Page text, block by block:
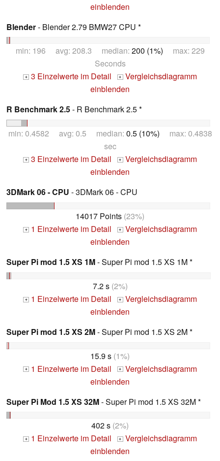
einblenden
Blender- Blender 2.79 BMW27 CPU *
min: 196 avg: 208.3 median: 200 (1%) max: 229
Seconds
+ 3 Einzelwerte im Detail + Vergleichsdiagramm
einblenden
R Benchmark 2.5- R Benchmark 2.5 *
min: 0.4582 avg: 0.5 median: 0.5 (10%) max: 0.4838
sec
+ 3 Einzelwerte im Detail + Vergleichsdiagramm
einblenden
3DMark 06 - CPU - 3DMark 06 - CPU
14017 Points (23%)
+ 1 Einzelwerte im Detail + Vergleichsdiagramm
einblenden
Super Pi mod 1.5 XS 1M- Super Pi mod 1.5 XS 1M *
7.2 s(2%)
+ 1 Einzelwerte im Detail + Vergleichsdiagramm
einblenden
Super Pi mod 1.5 XS 2M- Super Pi mod 1.5 XS 2M *
15.9 s (1%)
+ 1 Einzelwerte im Detail + Vergleichsdiagramm
einblenden
Super Pi Mod 1.5 XS 32M- Super Pi mod 1.5 XS 32M *
402 s (2%)
+ 1 Einzelwerte im Detail + Vergleichsdiagramm
einblenden